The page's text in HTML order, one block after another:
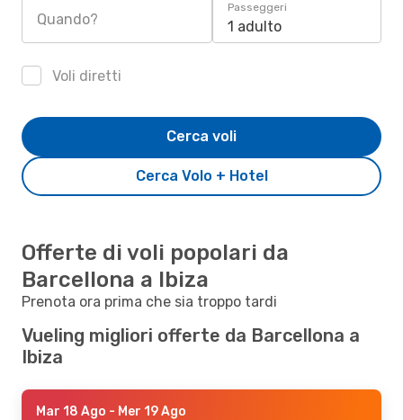
Quando?
Passeggeri
1 adulto
Voli diretti
Cerca Volo + Hotel
Cerca voli
Offerte di voli popolari da
Barcellona a Ibiza
Prenota ora prima che sia troppo tardi
Vueling migliori offerte da Barcellona a
Ibiza
Mar 18 Ago - Mer 19 Ago